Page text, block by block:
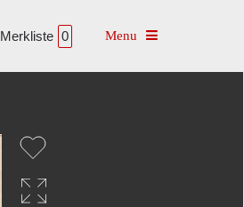
Merkliste 0 Toggle navigation